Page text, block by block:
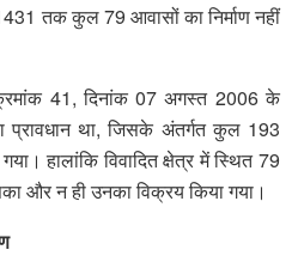
तक कुल 79 आवासों का निर्माण नहीं
41, दिनांक 07 अगस्त 2006 के
प्रावधान था, जिसके अंतर्गत कुल 193
हालांकि विवादित क्षेत्र में स्थित 79
और न ही उनका विक्रय किया गया।